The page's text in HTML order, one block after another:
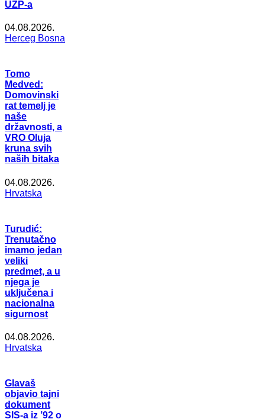
UZP-a
04.08.2026.
Herceg Bosna
Tomo
Medved:
Domovinski
rat temelj je
naše
državnosti, a
VRO Oluja
kruna svih
naših bitaka
04.08.2026.
Hrvatska
Turudić:
Trenutačno
imamo jedan
veliki
predmet, a u
njega je
uključena i
nacionalna
sigurnost
04.08.2026.
Hrvatska
Glavaš
objavio tajni
dokument
SIS-a iz ’92 o